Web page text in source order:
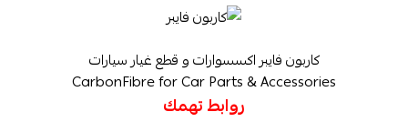
كاربون فايبر اكسسوارات و قطع غيار سيارات
CarbonFibre for Car Parts & Accessories
روابط تهمك